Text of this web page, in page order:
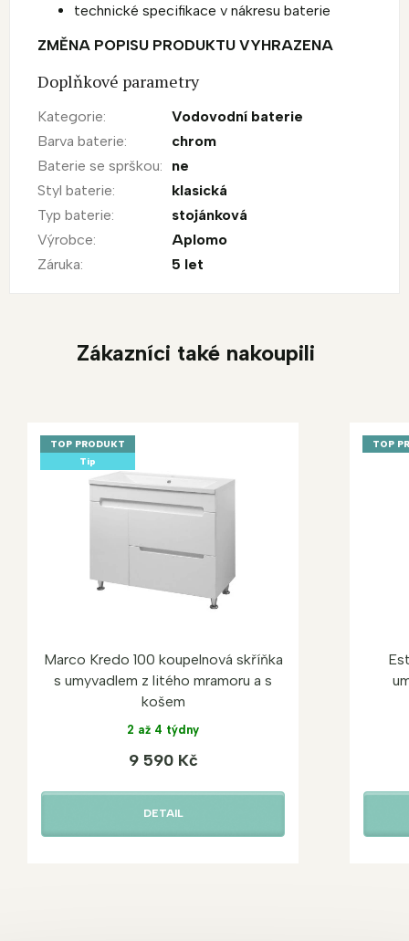
technické specifikace v nákresu baterie
ZMĚNA POPISU PRODUKTU VYHRAZENA
Doplňkové parametry
Kategorie:
Vodovodní baterie
Barva baterie:
chrom
Baterie se sprškou:
ne
Styl baterie:
klasická
Typ baterie:
stojánková
Výrobce:
Aplomo
Záruka: 5 let
Zákazníci také nakoupili
TOP PRODUKT
Tip
Marco Kredo 100 koupelnová skříňka
s umyvadlem z litého mramoru a s
košem
2 až 4 týdny
9 590 Kč
DETAIL
TOP